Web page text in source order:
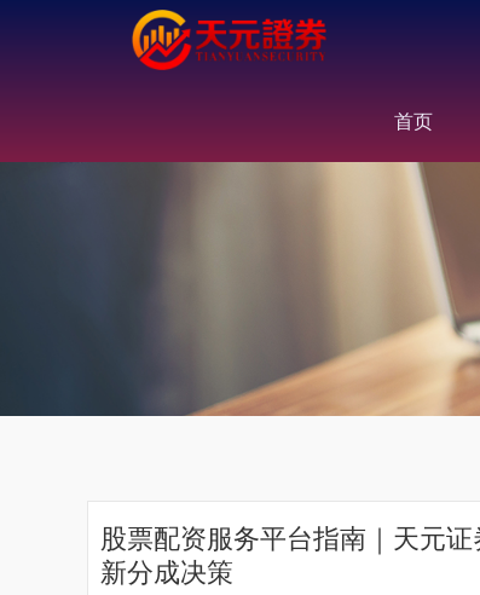
首页
股票配资服务平台指南｜天元
新分成决策